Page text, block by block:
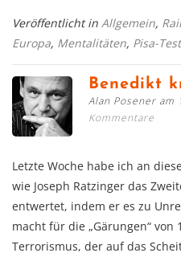
Veröffentlicht in Allgemein,
Europa, Mentalitäten, Pisa-Test
Benedikt
Alan Posener am
Kommentare
Letzte Woche habe ich an
wie Joseph Ratzinger das
entwertet, indem er es zu
macht für die „Gärungen“ von
Terrorismus, der auf das